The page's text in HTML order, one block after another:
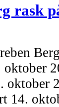
rask
Berg
oktober
14.